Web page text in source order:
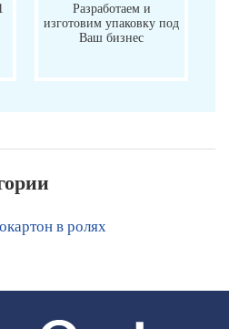
Разработаем и
изготовим упаковку под
Ваш бизнес
в ролях